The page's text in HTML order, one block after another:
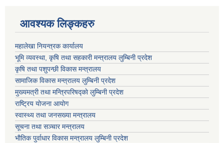
आवश्यक लिङ्कहरु
महालेखा नियन्त्रक कार्यालय
भूमि व्यवस्था, कृषि तथा सहकारी मन्त्रालय लुम्बिनी प्रदेश
कृषि तथा पशुपन्छी विकास मन्त्रालय
सामाजिक विकास मन्त्रालय लुम्बिनी प्रदेश
मुख्यमत्री तथा मन्त्रिपरिषद्काे लुम्बिनी प्रदेश
राष्ट्रिय योजना आयोग
स्वास्थ्य तथा जनसख्या मन्त्रालय
सूचना तथा सञ्चार मन्त्रालय
भाैतिक पुर्वाधार विकास मन्त्रालय लुम्बिनी प्रदेश